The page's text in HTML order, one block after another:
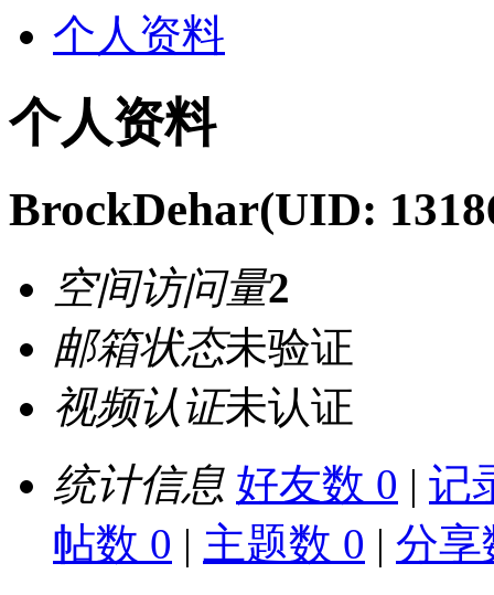
个人资料
个人资料
BrockDehar(UID:
空间访问量2
邮箱状态未验证
视频认证未认证
统计信息 好友数 0 | 记
帖数 0 | 主题数 0 | 分享